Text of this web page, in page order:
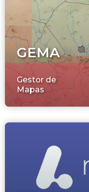
GEMA
Gestor de
Mapas